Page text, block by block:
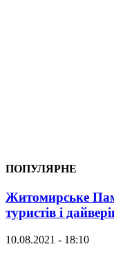
ПОПУЛЯРНЕ
Житомирське
туристів і
10.08.2021 - 18:10